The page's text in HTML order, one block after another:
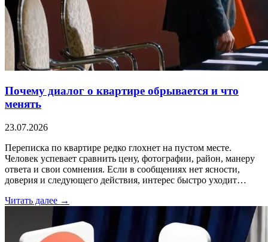
Почему диалог о квартире обрывается и что
менять
23.07.2026
Переписка по квартире редко глохнет на пустом месте.
Человек успевает сравнить цену, фотографии, район, манеру
ответа и свои сомнения. Если в сообщениях нет ясности,
доверия и следующего действия, интерес быстро уходит…
Читать далее →